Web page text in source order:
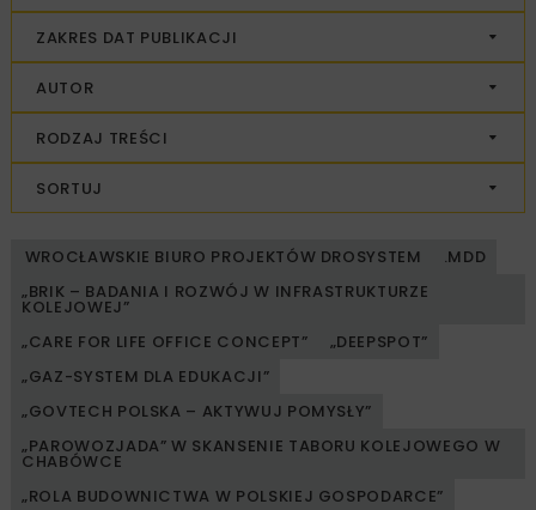
ZAKRES DAT PUBLIKACJI
AUTOR
RODZAJ TREŚCI
SORTUJ
WROCŁAWSKIE BIURO PROJEKTÓW DROSYSTEM
.MDD
„BRIK – BADANIA I ROZWÓJ W INFRASTRUKTURZE
KOLEJOWEJ”
„CARE FOR LIFE OFFICE CONCEPT”
„DEEPSPOT”
„GAZ-SYSTEM DLA EDUKACJI”
„GOVTECH POLSKA – AKTYWUJ POMYSŁY”
„PAROWOZJADA” W SKANSENIE TABORU KOLEJOWEGO W
CHABÓWCE
„ROLA BUDOWNICTWA W POLSKIEJ GOSPODARCE”